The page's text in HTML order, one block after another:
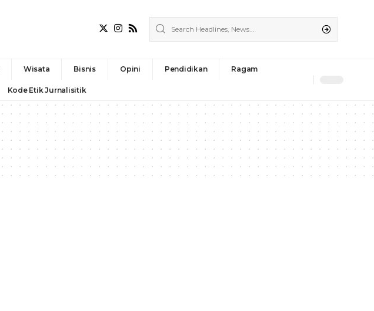
Wisata Bisnis Opini Pendidikan Ragam
Kode Etik Jurnalisitik